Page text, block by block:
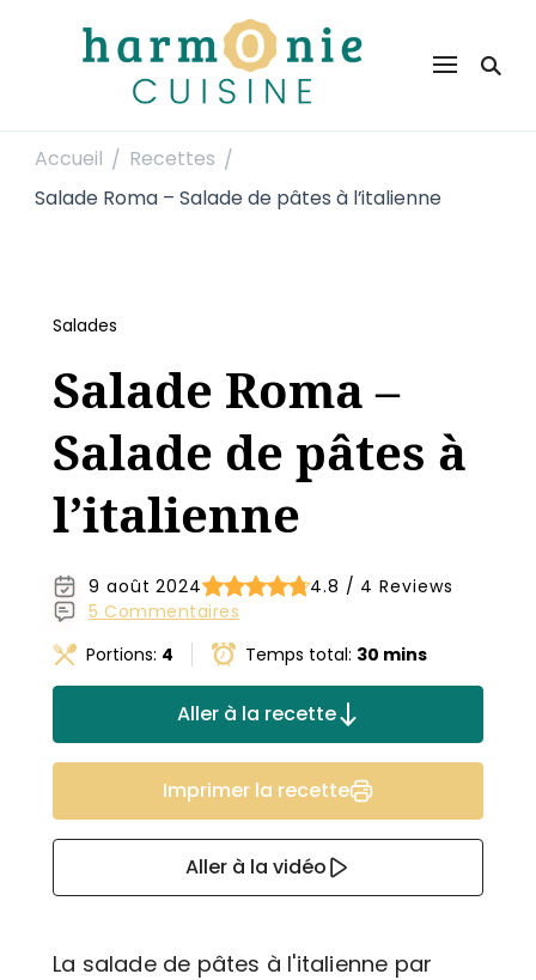
Harmonie Cuisine
Accueil / Recettes /
Salade Roma – Salade de pâtes à l’italienne
Salades
Salade Roma –
Salade de pâtes à
l’italienne
9 août 2024
4.8 / 4 Reviews
5 Commentaires
Portions: 4 Temps total: 30 mins
Aller à la recette
Imprimer la recette
Aller à la vidéo
La salade de pâtes à l'italienne par